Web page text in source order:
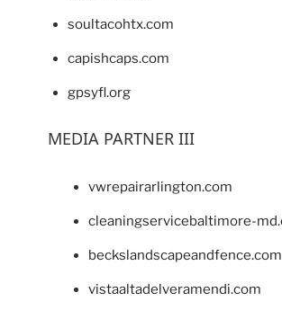
soultacohtx.com
capishcaps.com
gpsyfl.org
MEDIA PARTNER III
vwrepairarlington.com
cleaningservicebaltimore-
beckslandscapeandfence.com
vistaaltadelveramendi.com